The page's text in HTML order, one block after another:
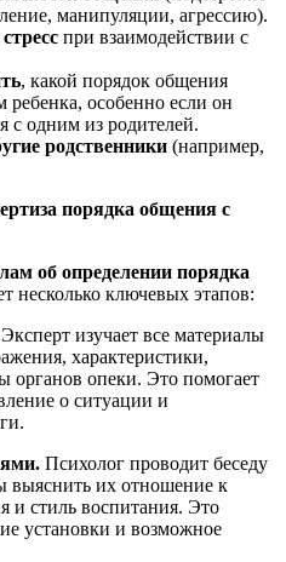
манипуляции, агрессию).
при взаимодействии с
, какой порядок общения
ребенка, особенно если он
с одним из родителей.
родственники (например,
порядка общения с
об определении порядка
несколько ключевых этапов:
Эксперт изучает все материалы
характеристики,
органов опеки. Это помогает
о ситуации и
Психолог проводит беседу
выяснить их отношение к
и стиль воспитания. Это
установки и возможное